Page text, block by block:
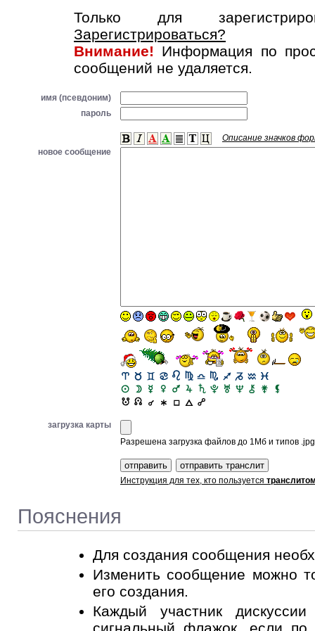
Только для
Зарегистрироваться?
Внимание! Информация по
сообщений не удаляется.
имя (псевдоним)
пароль
Описание значков
новое сообщение
загрузка карты
Разрешена загрузка файлов до 1Мб и типов
Инструкция для тех, кто пользуется
Пояснения
Для создания сообщения
Изменить сообщение можно
его создания.
Каждый участник